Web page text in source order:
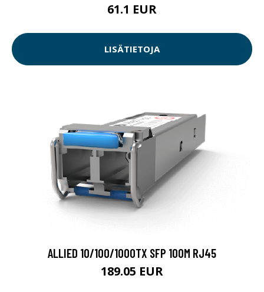
61.1 EUR
LISÄTIETOJA
ALLIED 10/100/1000TX SFP 100M RJ45
189.05 EUR